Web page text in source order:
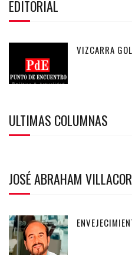
EDITORIAL
VIZCARRA
ULTIMAS COLUMNAS
JOSÉ ABRAHAM